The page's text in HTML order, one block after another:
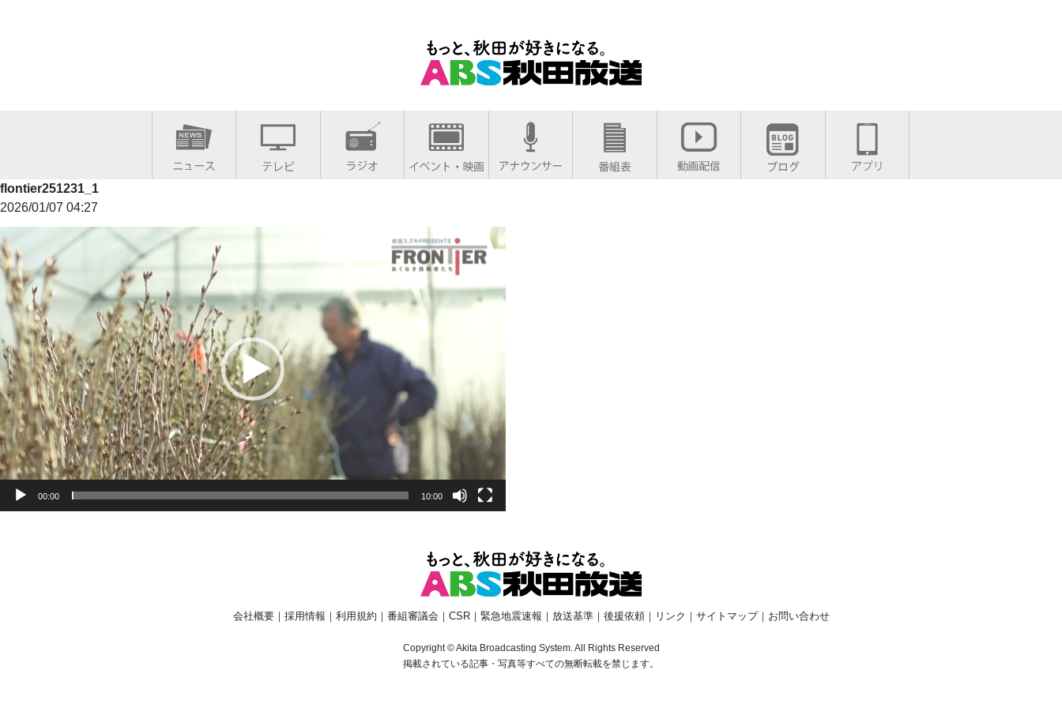
flontier251231_1
2026/01/07 04:27
動
画
プ
レ
ー
ー
00:00 10:00
会社概要｜ 採用情報 ｜ 利用規約 ｜ 番組審議会 ｜ CSR｜ 緊急地震速報 ｜ 放送基準｜ 後援依頼｜ リンク ｜ サイトマップ｜ お問い合わせ
Copyright © Akita Broadcasting System. All Rights Reserved
掲載されている記事・写真等すべての無断転載を禁じます。